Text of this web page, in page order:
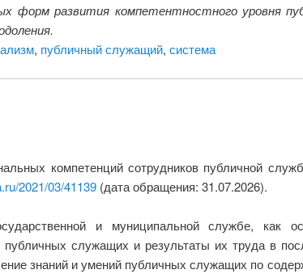
форм развития компетентностного уровня
, публичный служащий, система
компетенций сотрудников публичной
2021/03/41139(дата обращения: 31.07.2026).
и муниципальной службе, как
служащих и результаты их труда в
знаний и умений публичных служащих по